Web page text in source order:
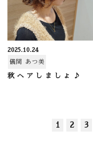
2025.10.24
儀間 あつ美
秋ヘアしましょ♪
1 2 3